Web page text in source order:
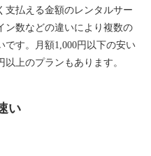
支払える金額のレンタルサー
ン数などの違いにより複数の
です。月額1,000円以下の安い
上のプランもあります。
い